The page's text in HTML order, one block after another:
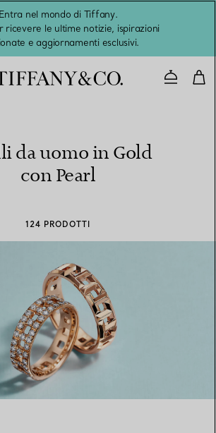
Entra nel mondo di Tiffany.
ricevere le ultime notizie, ispirazioni
e aggiornamenti esclusivi.
da uomo in Gold
con Pearl
124 PRODOTTI